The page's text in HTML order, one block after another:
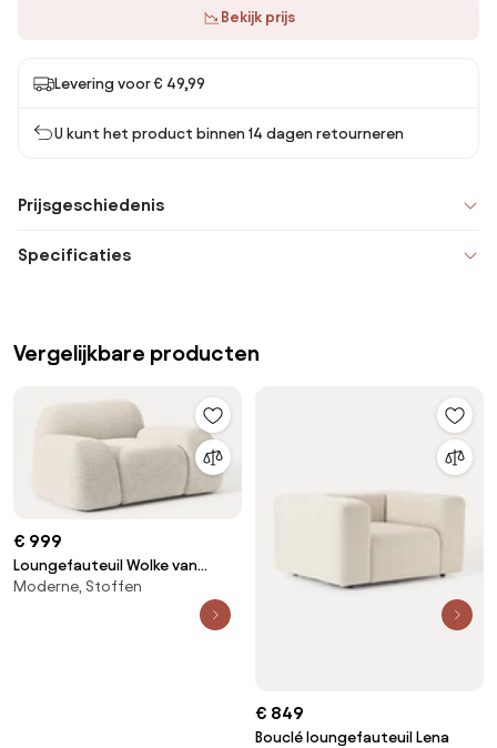
Bekijk prijs
Levering voor € 49,99
U kunt het product binnen 14 dagen retourneren
Prijsgeschiedenis
Specificaties
Vergelijkbare producten
€ 999
Loungefauteuil Wolke van
bouclé
Moderne, Stoffen
€ 849
Bouclé loungefauteuil Lena